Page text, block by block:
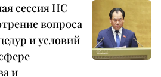
сессия НС
вопроса
и условий
и